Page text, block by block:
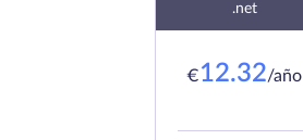
.net
€12.32/año